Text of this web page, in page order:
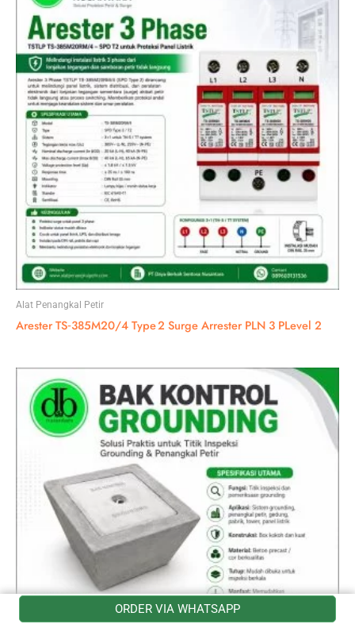
Alat Penangkal Petir
Arester TS‑385M20/4 Type 2 Surge Arrester PLN 3 PLevel 2
ORDER VIA WHATSAPP